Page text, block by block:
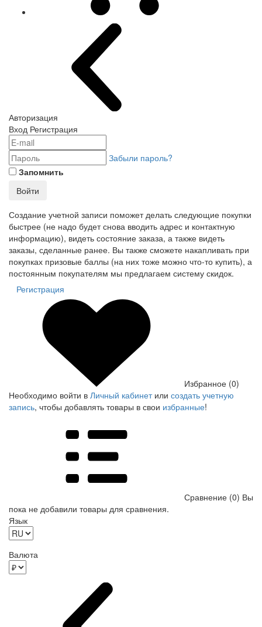
Авторизация
Вход Регистрация
Забыли пароль?
Запомнить
Войти
Создание учетной записи поможет делать следующие покупки
быстрее (не надо будет снова вводить адрес и контактную
информацию), видеть состояние заказа, а также видеть
заказы, сделанные ранее. Вы также сможете накапливать при
покупках призовые баллы (на них тоже можно что-то купить), а
постоянным покупателям мы предлагаем систему скидок.
Регистрация
Избранное (0)
Необходимо войти в Личный кабинетили создать учетную
запись, чтобы добавлять товары в свои избранные!
Сравнение (0) Вы
пока не добавили товары для сравнения.
Язык
Валюта